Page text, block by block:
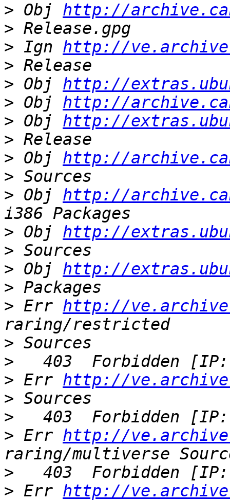
> Obj http://
>
> Ign http://
>
> Obj http://
> Obj http://
> Obj http://
>
> Obj http://
>
> Obj http://
> Obj http://
>
> Obj http://
>
> Err http://
>
>
> Err http://
>
>
> Err http://
>
> Err http://